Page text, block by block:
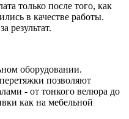
только после того, как
в качестве работы.
результат.
оборудовании.
позволяют
- от тонкого велюра до
как на мебельной